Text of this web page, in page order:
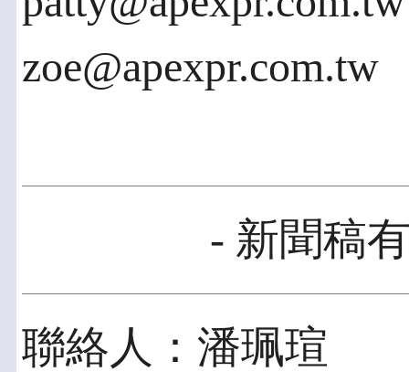
zoe@apexpr.com.tw
- 新聞稿
聯絡人：潘珮瑄